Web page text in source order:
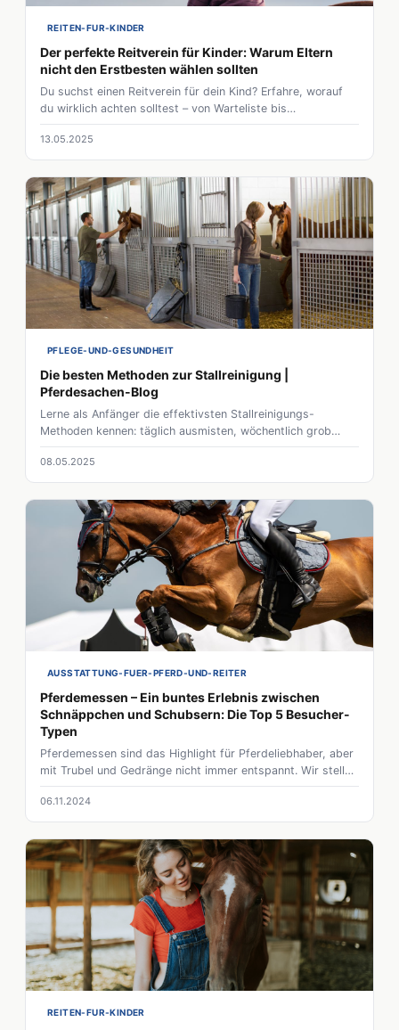
REITEN-FUR-KINDER
Der perfekte Reitverein für Kinder: Warum Eltern
nicht den Erstbesten wählen sollten
Du suchst einen Reitverein für dein Kind? Erfahre, worauf
du wirklich achten solltest – von Warteliste bis
Wohlfühlfaktor. 5 Tipps für die richtige Wahl!
13.05.2025
PFLEGE-UND-GESUNDHEIT
Die besten Methoden zur Stallreinigung |
Pferdesachen-Blog
Lerne als Anfänger die effektivsten Stallreinigungs-
Methoden kennen: täglich ausmisten, wöchentlich grob
reinigen & natürliche Reiniger einsetzen für ein gesundes
Stallklima.
08.05.2025
AUSSTATTUNG-FUER-PFERD-UND-REITER
Pferdemessen – Ein buntes Erlebnis zwischen
Schnäppchen und Schubsern: Die Top 5 Besucher-
Typen
Pferdemessen sind das Highlight für Pferdeliebhaber, aber
mit Trubel und Gedränge nicht immer entspannt. Wir stellen
dir die fünf typischen Messebesucher vor – vom
Schnäppchenjäger bis zum Packesel. Lerne Tipps kennen,
wie du die Messe stressfrei genießen kannst, und erfahre,
wie du gemeinsam mit deinem Pferdemädchen eine tolle
Zeit hast!
06.11.2024
REITEN-FUR-KINDER